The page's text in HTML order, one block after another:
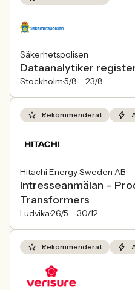
Säkerhetspolisen
Dataanalytiker
Stockholm5/8 – 23/8
Rekommenderat
Hitachi Energy Sweden AB
Intresseanmälan –
Transformers
Ludvika26/5 – 30/12
Rekommenderat